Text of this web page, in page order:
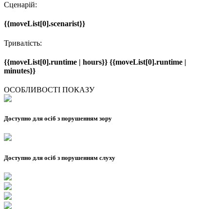
Сценарій:
{{moveList[0].scenarist}}
Тривалість:
{{moveList[0].runtime | hours}} {{moveList[0].runtime |
minutes}}
ОСОБЛИВОСТІ ПОКАЗУ
Доступно для осіб з порушенням зору
Доступно для осіб з порушенням слуху